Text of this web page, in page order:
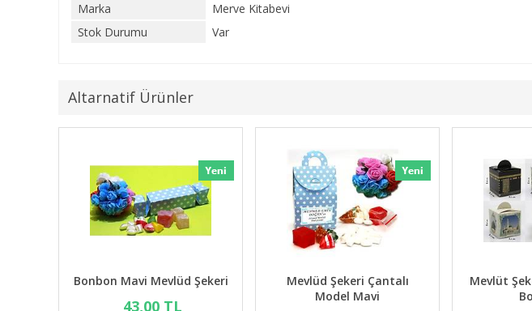
Marka
Merve Kitabevi
Stok Durumu
Var
Altarnatif Ürünler
Bonbon Pembe Mevlüd
Bonbon Mavi Mevlüd Şekeri
43,00 TL